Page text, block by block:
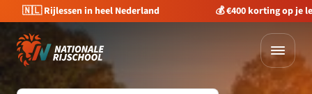
🇳🇱 Rijlessen in heel Nederland 💰 €400 korting op je